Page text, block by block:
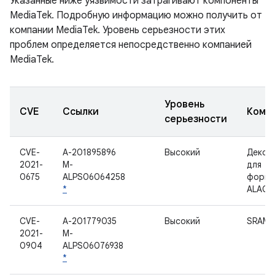
MediaTek. Подробную информацию можно получить от
компании MediaTek. Уровень серьезности этих
проблем определяется непосредственно компанией
MediaTek.
CVE Ссылки
Уровень
серьезности
CVE-
2021-
0675
A-201895896
M-
ALPS06064258
*
Высокий
для
ALAC
CVE-
2021-
0904
A-201779035
M-
ALPS06076938
*
Высокий